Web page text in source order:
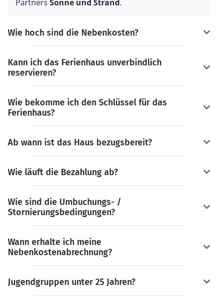
Partners Sonne und Strand.
Wie hoch sind die Nebenkosten?
Kann ich das Ferienhaus unverbindlich
reservieren?
Wie bekomme ich den Schlüssel für das
Ferienhaus?
Ab wann ist das Haus bezugsbereit?
Wie läuft die Bezahlung ab?
Wie sind die Umbuchungs- /
Stornierungsbedingungen?
Wann erhalte ich meine
Nebenkostenabrechnung?
Jugendgruppen unter 25 Jahren?